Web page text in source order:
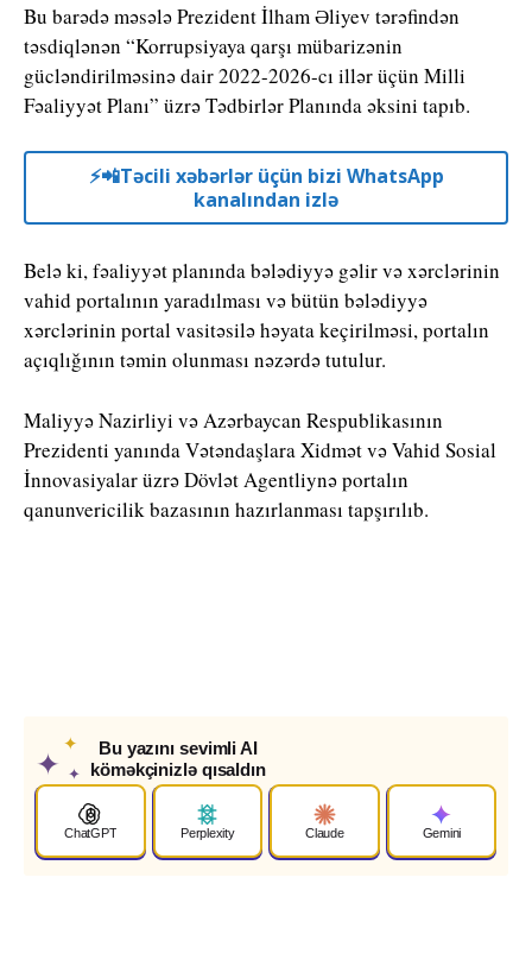
Bu barədə məsələ Prezident İlham Əliyev tərəfindən
təsdiqlənən “Korrupsiyaya qarşı mübarizənin
gücləndirilməsinə dair 2022-2026-cı illər üçün Milli
Fəaliyyət Planı” üzrə Tədbirlər Planında əksini tapıb.
⚡️📲Təcili xəbərlər üçün bizi WhatsApp
kanalından izlə
Belə ki, fəaliyyət planında bələdiyyə gəlir və xərclərinin
vahid portalının yaradılması və bütün bələdiyyə
xərclərinin portal vasitəsilə həyata keçirilməsi, portalın
açıqlığının təmin olunması nəzərdə tutulur.
Maliyyə Nazirliyi və Azərbaycan Respublikasının
Prezidenti yanında Vətəndaşlara Xidmət və Vahid Sosial
İnnovasiyalar üzrə Dövlət Agentliynə portalın
qanunvericilik bazasının hazırlanması tapşırılıb.
✦
✦
✦
Bu yazını sevimli AI
köməkçinizlə qısaldın
ChatGPT Perplexity Claude Gemini